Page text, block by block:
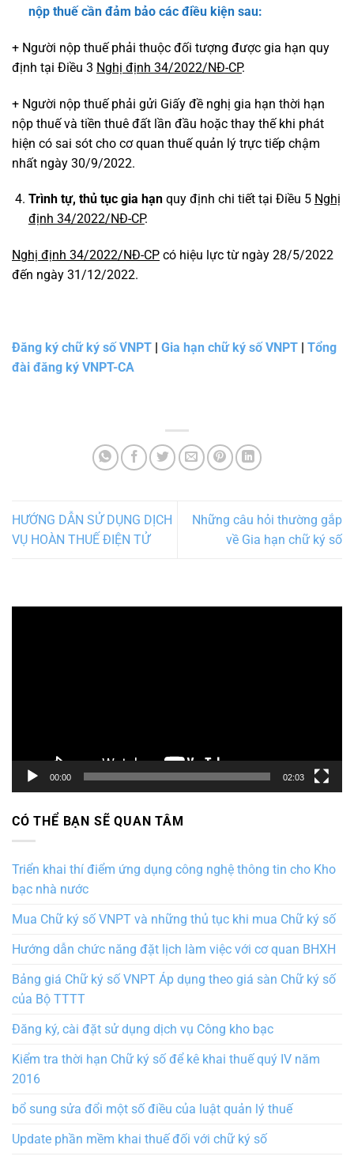
nộp thuế cần đảm bảo các điều kiện sau:
+ Người nộp thuế phải thuộc đối tượng được gia hạn quy
định tại Điều 3 Nghị định 34/2022/NĐ-CP.
+ Người nộp thuế phải gửi Giấy đề nghị gia hạn thời hạn
nộp thuế và tiền thuê đất lần đầu hoặc thay thế khi phát
hiện có sai sót cho cơ quan thuế quản lý trực tiếp chậm
nhất ngày 30/9/2022.
Trình tự, thủ tục gia hạn quy định chi tiết tại Điều 5 Nghị
định 34/2022/NĐ-CP.
Nghị định 34/2022/NĐ-CP có hiệu lực từ ngày 28/5/2022
đến ngày 31/12/2022.
Đăng ký chữ ký số VNPT | Gia hạn chữ ký số VNPT | Tổng
đài đăng ký VNPT-CA
HƯỚNG DẪN SỬ DỤNG DỊCH
VỤ HOÀN THUẾ ĐIỆN TỬ
Những câu hỏi thường gắp
về Gia hạn chữ ký số
00:00 02:03
CÓ THỂ BẠN SẼ QUAN TÂM
Triển khai thí điểm ứng dụng công nghệ thông tin cho Kho
bạc nhà nước
Mua Chữ ký số VNPT và những thủ tục khi mua Chữ ký số
Hướng dẫn chức năng đặt lịch làm việc với cơ quan BHXH
Bảng giá Chữ ký số VNPT Áp dụng theo giá sàn Chữ ký số
của Bộ TTTT
Đăng ký, cài đặt sử dụng dịch vụ Công kho bạc
Kiểm tra thời hạn Chữ ký số để kê khai thuế quý IV năm
2016
bổ sung sửa đổi một số điều của luật quản lý thuế
Update phần mềm khai thuế đối với chữ ký số